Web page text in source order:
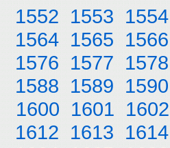
1552 1553 1554
1564 1565 1566
1576 1577 1578
1588 1589 1590
1600 1601 1602
1612 1613 1614